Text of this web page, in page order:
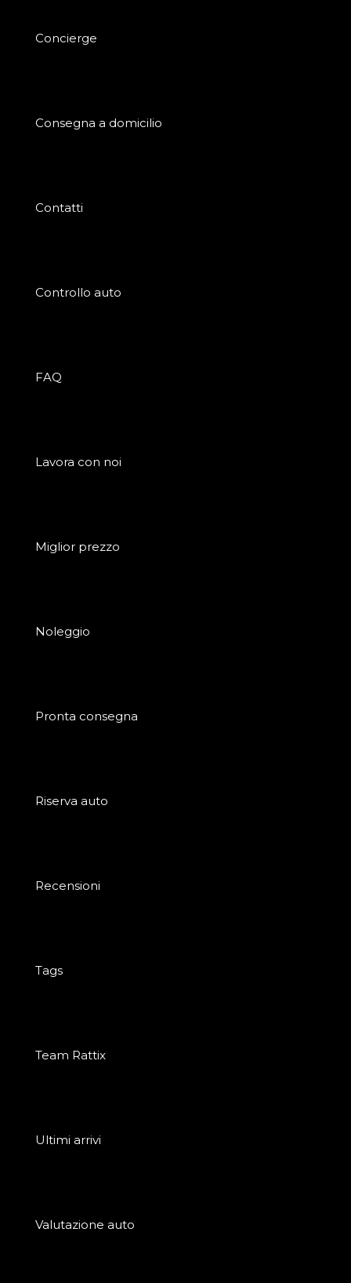
Concierge
Consegna a domicilio
Contatti
Controllo auto
FAQ
Lavora con noi
Miglior prezzo
Noleggio
Pronta consegna
Riserva auto
Recensioni
Tags
Team Rattix
Ultimi arrivi
Valutazione auto